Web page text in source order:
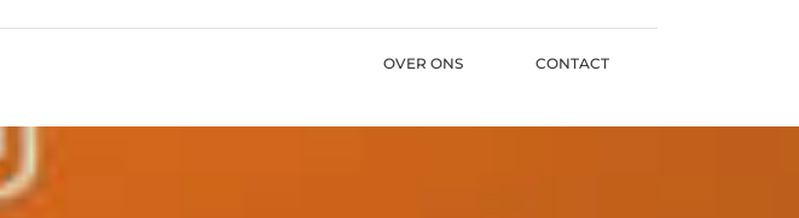
OVER ONS CONTACT